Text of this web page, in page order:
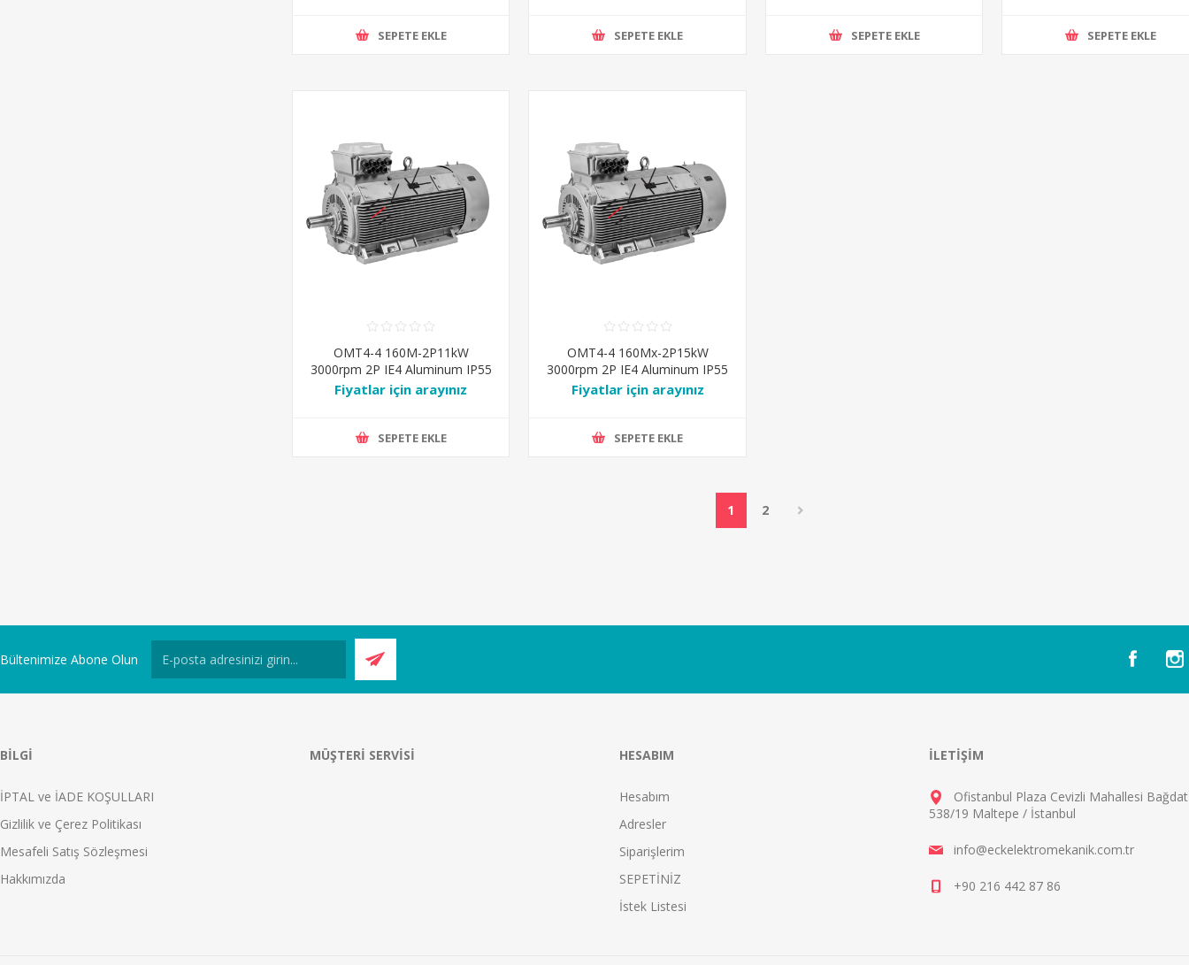
SEPETE EKLE SEPETE EKLE SEPETE EKLE SEPETE EKLE
OMT4-4 160M-2P11kW
3000rpm 2P IE4 Aluminum IP55
IM-B3 Ral7031
Fiyatlar için arayınız
SEPETE EKLE
OMT4-4 160Mx-2P15kW
3000rpm 2P IE4 Aluminum IP55
IM-B3 Ral7031
Fiyatlar için arayınız
SEPETE EKLE
1 2
Bültenimize Abone Olun
BILGI
İPTAL ve İADE KOŞULLARI
Gizlilik ve Çerez Politikası
Mesafeli Satış Sözleşmesi
Hakkımızda
MÜŞTERI SERVISI HESABIM
Hesabım
Adresler
Siparişlerim
SEPETİNİZ
İstek Listesi
İLETIŞIM
Ofistanbul Plaza Cevizli Mahallesi
538/19 Maltepe / İstanbul
info@eckelektromekanik.com.tr
+90 216 442 87 86